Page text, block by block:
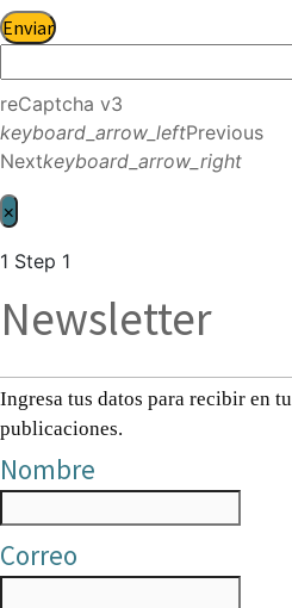
Enviar
reCaptcha v3
keyboard_arrow_leftPrevious
Nextkeyboard_arrow_right
×
1 Step 1
Newsletter
Ingresa tus datos para recibir en
publicaciones.
Nombre
Correo